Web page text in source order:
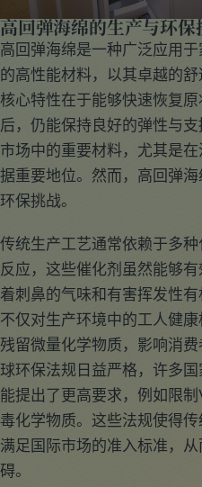
高回弹海绵的生产与环保
高回弹海绵是一种广泛应用
的高性能材料，以其卓越的
核心特性在于能够快速恢复
后，仍能保持良好的弹性与
市场中的重要材料，尤其是
据重要地位。然而，高回弹
环保挑战。
传统生产工艺通常依赖于多
反应，这些催化剂虽然能够
着刺鼻的气味和有害挥发性
不仅对生产环境中的工人健
残留微量化学物质，影响消
球环保法规日益严格，许多
能提出了更高要求，例如限
毒化学物质。这些法规使得
满足国际市场的准入标准，
碍。